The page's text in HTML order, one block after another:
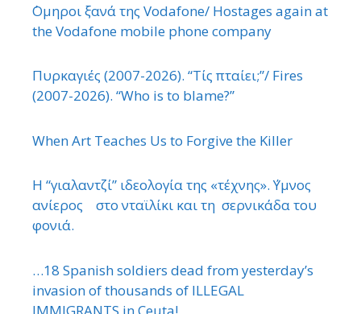
΄Ομηροι ξανά της Vodafone/ Hostages again at
the Vodafone mobile phone company
Πυρκαγιές (2007-2026). “Τίς πταίει;”/ Fires
(2007-2026). “Who is to blame?”
When Art Teaches Us to Forgive the Killer
Η “γιαλαντζί” ιδεολογία της «τέχνης». ΄Υμνος
ανίερος στο νταϊλίκι και τη σερνικάδα του
φονιά.
…18 Spanish soldiers dead from yesterday’s
invasion of thousands of ILLEGAL
IMMIGRANTS in Ceuta!